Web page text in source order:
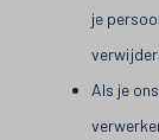
je
Als je